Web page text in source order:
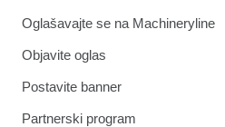
Oglašavajte se na Machineryline
Objavite oglas
Postavite banner
Partnerski program